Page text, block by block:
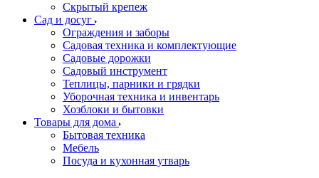
Скрытый крепеж
Сад и досуг
Ограждения и заборы
Садовая техника и комплектующие
Садовые дорожки
Садовый инструмент
Теплицы, парники и грядки
Уборочная техника и инвентарь
Хозблоки и бытовки
Товары для дома
Бытовая техника
Мебель
Посуда и кухонная утварь